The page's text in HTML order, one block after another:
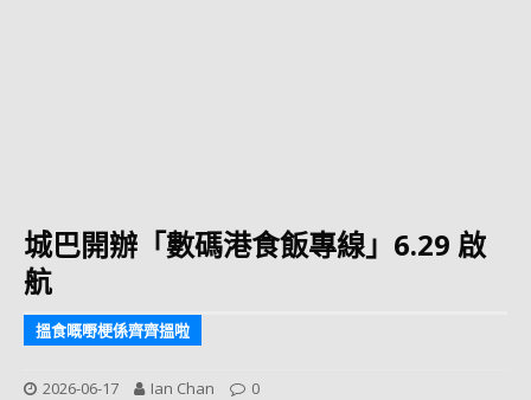
城巴開辦「數碼港食飯專線」6.29 啟
航
搵食嘅嘢梗係齊齊搵啦
2026-06-17 Ian Chan 0